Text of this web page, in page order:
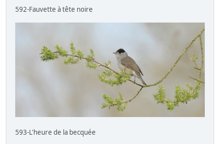
592-Fauvette à tête noire
593-L'heure de la becquée